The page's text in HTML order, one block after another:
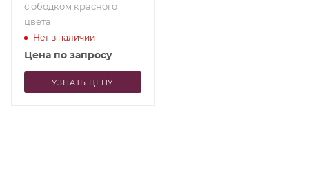
с ободком красного
цвета
Нет в наличии
Цена по запросу
УЗНАТЬ ЦЕНУ